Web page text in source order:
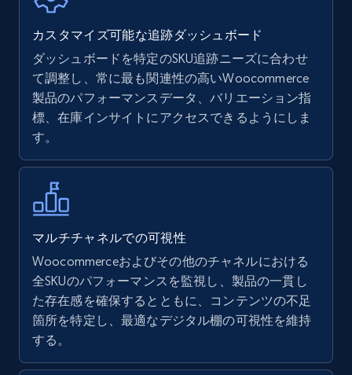
Walmart - products
URL, Final price, Sku, Currency, Gtin,
Specifications, Image urls, Top reviews, and
more.
5.6K+ 876+ 今すぐ始める
Walmart - products - Find new products by
using specific category URL
URL, Final price, Sku, Currency, Gtin,
Specifications, Image urls, Top reviews, and
more.
5.6K+ 876+ 今すぐ始める
カスタマイズ可能な追跡ダッシュボード
ダッシュボードを特定のSKU追跡ニーズに合わせ
て調整し、常に最も関連性の高いWoocommerce
製品のパフォーマンスデータ、バリエーション指
標、在庫インサイトにアクセスできるようにしま
す。
マルチチャネルでの可視性
Woocommerceおよびその他のチャネルにおける
全SKUのパフォーマンスを監視し、製品の一貫し
た存在感を確保するとともに、コンテンツの不足
箇所を特定し、最適なデジタル棚の可視性を維持
する。